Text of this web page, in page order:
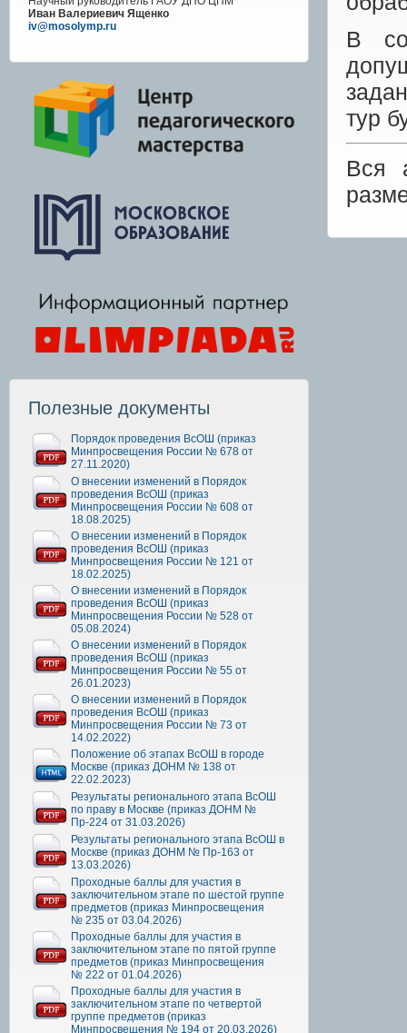
Иван Валериевич Ященко
iv@mosolymp.ru
Полезные документы
Порядок проведения ВсОШ (приказ
Минпросвещения России № 678 от
27.11.2020)
О внесении изменений в Порядок
проведения ВсОШ (приказ
Минпросвещения России № 608 от
18.08.2025)
О внесении изменений в Порядок
проведения ВсОШ (приказ
Минпросвещения России № 121 от
18.02.2025)
О внесении изменений в Порядок
проведения ВсОШ (приказ
Минпросвещения России № 528 от
05.08.2024)
О внесении изменений в Порядок
проведения ВсОШ (приказ
Минпросвещения России № 55 от
26.01.2023)
О внесении изменений в Порядок
проведения ВсОШ (приказ
Минпросвещения России № 73 от
14.02.2022)
Положение об этапах ВсОШ в городе
Москве (приказ ДОНМ № 138 от
22.02.2023)
Результаты регионального этапа ВсОШ
по праву в Москве (приказ ДОНМ №
Пр-224 от 31.03.2026)
Результаты регионального этапа ВсОШ в
Москве (приказ ДОНМ № Пр-163 от
13.03.2026)
Проходные баллы для участия в
заключительном этапе по шестой группе
предметов (приказ Минпросвещения
№ 235 от 03.04.2026)
Проходные баллы для участия в
заключительном этапе по пятой группе
предметов (приказ Минпросвещения
№ 222 от 01.04.2026)
Проходные баллы для участия в
заключительном этапе по четвертой
группе предметов (приказ
Минпросвещения № 194 от 20.03.2026)
В
тур
Вся